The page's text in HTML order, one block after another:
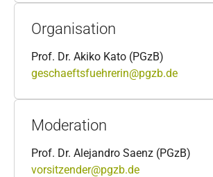
Organisation
Prof. Dr. Akiko Kato (PGzB)
geschaeftsfuehrerin@pgzb.de
Moderation
Prof. Dr. Alejandro Saenz (PGzB)
vorsitzender@pgzb.de